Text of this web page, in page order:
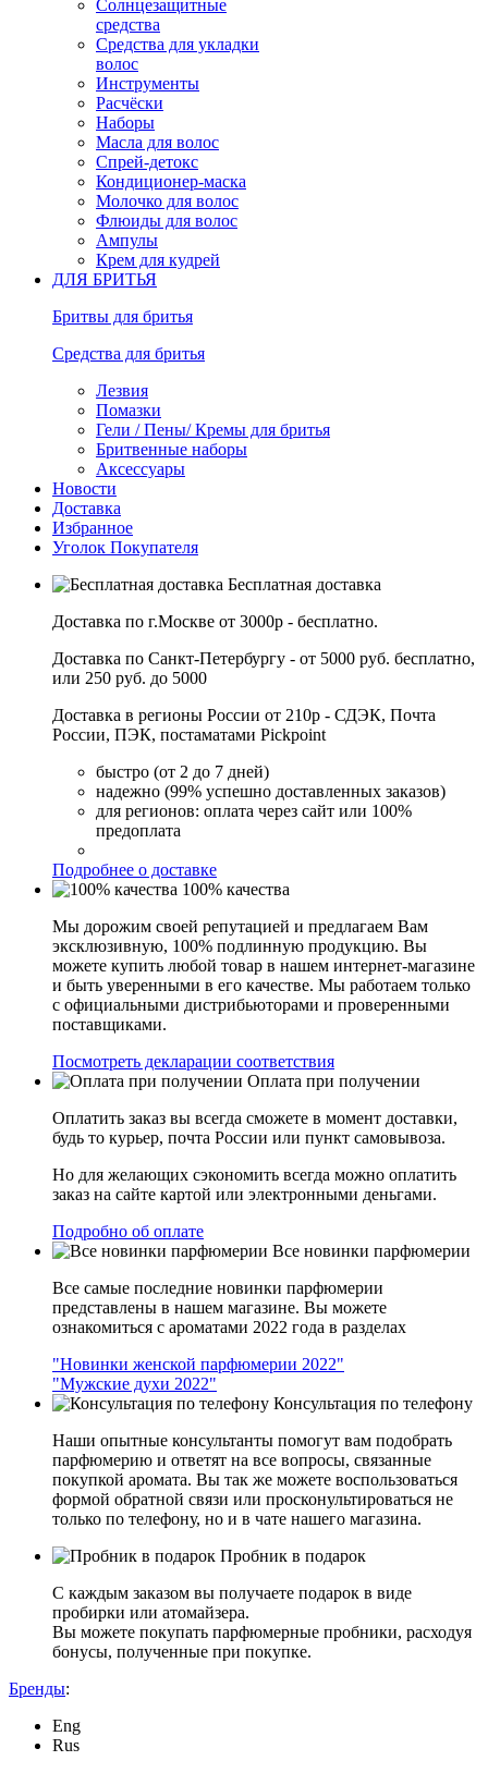
Солнцезащитные
средства
Средства для укладки
волос
Инструменты
Расчёски
Наборы
Масла для волос
Спрей-детокс
Кондиционер-маска
Молочко для волос
Флюиды для волос
Ампулы
Крем для кудрей
ДЛЯ БРИТЬЯ
Бритвы для бритья
Средства для бритья
Лезвия
Помазки
Гели / Пены/ Кремы для бритья
Бритвенные наборы
Аксессуары
Новости
Доставка
Избранное
Уголок Покупателя
Бесплатная доставка
Доставка по г.Москве от 3000р - бесплатно.
Доставка по Санкт-Петербургу - от 5000 руб. бесплатно,
или 250 руб. до 5000
Доставка в регионы России от 210р - СДЭК, Почта
России, ПЭК, постаматами Pickpoint
быстро (от 2 до 7 дней)
надежно (99% успешно доставленных заказов)
для регионов: оплата через сайт или 100%
предоплата
Подробнее о доставке
100% качества
Мы дорожим своей репутацией и предлагаем Вам
эксклюзивную, 100% подлинную продукцию. Вы
можете купить любой товар в нашем интернет-магазине
и быть уверенными в его качестве. Мы работаем только
с официальными дистрибьюторами и проверенными
поставщиками.
Посмотреть декларации соответствия
Оплата при получении
Оплатить заказ вы всегда сможете в момент доставки,
будь то курьер, почта России или пункт самовывоза.
Но для желающих сэкономить всегда можно оплатить
заказ на сайте картой или электронными деньгами.
Подробно об оплате
Все новинки парфюмерии
Все самые последние новинки парфюмерии
представлены в нашем магазине. Вы можете
ознакомиться с ароматами 2022 года в разделах
"Новинки женской парфюмерии 2022"
"Мужские духи 2022"
Консультация по телефону
Наши опытные консультанты помогут вам подобрать
парфюмерию и ответят на все вопросы, связанные
покупкой аромата. Вы так же можете воспользоваться
формой обратной связи или просконультироваться не
только по телефону, но и в чате нашего магазина.
Пробник в подарок
С каждым заказом вы получаете подарок в виде
пробирки или атомайзера.
Вы можете покупать парфюмерные пробники, расходуя
бонусы, полученные при покупке.
Бренды:
Eng
Rus